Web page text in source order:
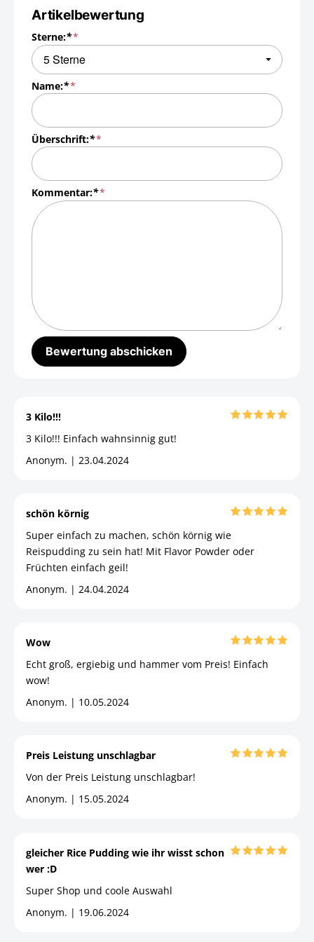
Artikelbewertung
Sterne:*
Name:*
Überschrift:*
Kommentar:*
3 Kilo!!!
3 Kilo!!! Einfach wahnsinnig gut!
Anonym. | 23.04.2024
schön körnig
Super einfach zu machen, schön körnig wie
Reispudding zu sein hat! Mit Flavor Powder oder
Früchten einfach geil!
Anonym. | 24.04.2024
Wow
Echt groß, ergiebig und hammer vom Preis! Einfach
wow!
Anonym. | 10.05.2024
Preis Leistung unschlagbar
Von der Preis Leistung unschlagbar!
Anonym. | 15.05.2024
gleicher Rice Pudding wie ihr wisst schon
wer :D
Super Shop und coole Auswahl
Anonym. | 19.06.2024